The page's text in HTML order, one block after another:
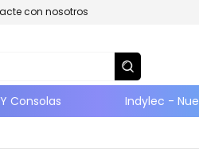
con nosotros
Consolas Indylec -